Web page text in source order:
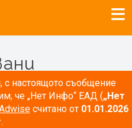
настоящото съобщение
че „Нет Инфо“ ЕАД („Нет
считано от 01.01.2026
.